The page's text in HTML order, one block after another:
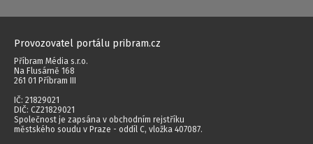
Provozovatel portálu pribram.cz
Příbram Média s.r.o.
Na Flusárně 168
261 01 Příbram III
IČ: 21829021
DIČ: CZ21829021
Společnost je zapsána v obchodním rejstříku
městského soudu v Praze - oddíl C, vložka 407087.